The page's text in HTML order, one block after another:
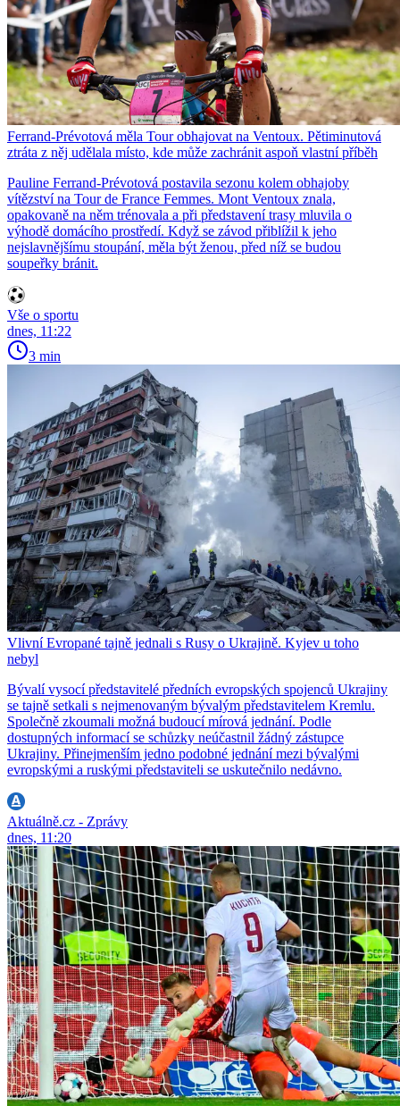
Ferrand-Prévotová měla Tour obhajovat na Ventoux. Pětiminutová
ztráta z něj udělala místo, kde může zachránit aspoň vlastní příběh
Pauline Ferrand-Prévotová postavila sezonu kolem obhajoby
vítězství na Tour de France Femmes. Mont Ventoux znala,
opakovaně na něm trénovala a při představení trasy mluvila o
výhodě domácího prostředí. Když se závod přiblížil k jeho
nejslavnějšímu stoupání, měla být ženou, před níž se budou
soupeřky bránit.
Vše o sportu
dnes, 11:22
3 min
Vlivní Evropané tajně jednali s Rusy o Ukrajině. Kyjev u toho
nebyl
Bývalí vysocí představitelé předních evropských spojenců Ukrajiny
se tajně setkali s nejmenovaným bývalým představitelem Kremlu.
Společně zkoumali možná budoucí mírová jednání. Podle
dostupných informací se schůzky neúčastnil žádný zástupce
Ukrajiny. Přinejmenším jedno podobné jednání mezi bývalými
evropskými a ruskými představiteli se uskutečnilo nedávno.
Aktuálně.cz - Zprávy
dnes, 11:20